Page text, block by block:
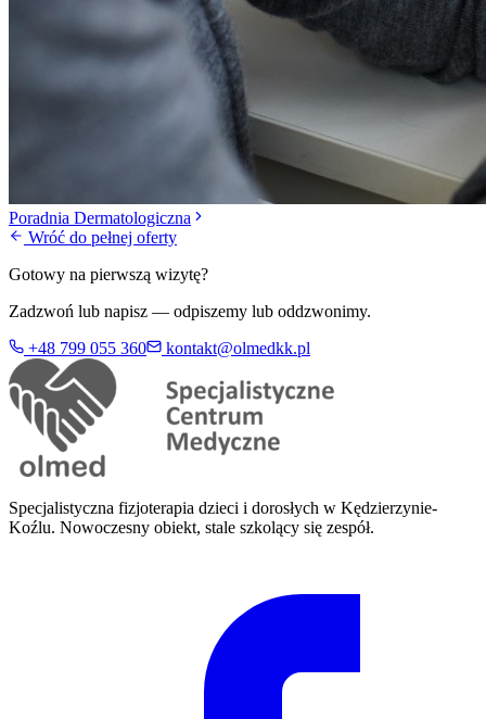
Poradnia Dermatologiczna
Wróć do pełnej oferty
Gotowy na pierwszą wizytę?
Zadzwoń lub napisz — odpiszemy lub oddzwonimy.
+48 799 055 360
kontakt@olmedkk.pl
Specjalistyczna fizjoterapia dzieci i dorosłych w Kędzierzynie-
Koźlu. Nowoczesny obiekt, stale szkolący się zespół.